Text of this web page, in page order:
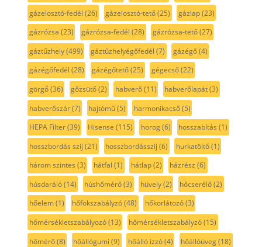
gázelosztó-fedél (26) gázelosztó-tető(25) gázlap(23)
gázrózsa (23) gázrózsa-fedél (28) gázrózsa-tető(27)
gáztűzhely(499) gáztűzhelyégőfedél (7) gázégő(4)
gázégőfedél (28) gázégőtető(25) gégecső(22)
görgő(36) gőzsütő(2) habverő(11) habverőlapát(3)
habverőszár(7) hajtómű(5) harmonikacső(5)
HEPA Filter(39) Hisense (115) horog(6) hosszabítás (1)
hosszbordás szíj (21) hosszbordásszíj (6) hurkatöltő(1)
három szintes (3) hátfal (1) hátlap(2) házrész (6)
húsdaráló(14) húshőmérő(3) hüvely(2) hőcserélő(2)
hőelem(1) hőfokszabályzó(48) hőkorlátozó(3)
hőmérsékletszabályozó(13) hőmérsékletszabályzó(15)
hőmérő(8) hőállógumi (9) hőálló izzó(4) hőállóüveg(18)